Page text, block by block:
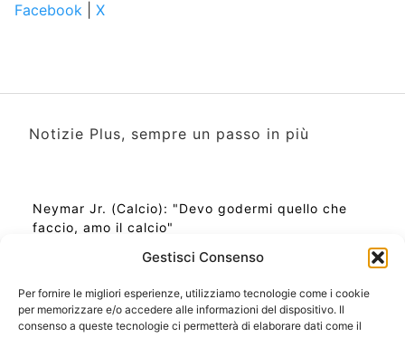
Gestisci Consenso
Per fornire le migliori esperienze, utilizziamo tecnologie come i cookie
per memorizzare e/o accedere alle informazioni del dispositivo. Il
consenso a queste tecnologie ci permetterà di elaborare dati come il
Facebook
X
Notizie Plus, sempre un passo in più
Neymar Jr. (Calcio): "Devo godermi quello che
faccio, amo il calcio"
Ora Esatta in Italia in questo momento
Ti Senti Strano Ultimamente? Potrebbe Essere per